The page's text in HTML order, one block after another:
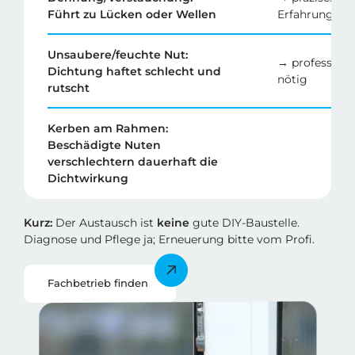
Führt zu Lücken oder Wellen
Erfahrung
Unsaubere/feuchte Nut:
Dichtung haftet schlecht und
rutscht
→
nötig
Kerben am Rahmen:
Beschädigte Nuten
verschlechtern dauerhaft die
Dichtwirkung
Kurz: Der Austausch ist keine gute DIY-Baustelle.
Diagnose und Pflege ja; Erneuerung bitte vom Profi.
Fachbetrieb finden